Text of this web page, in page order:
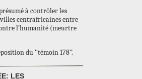
à contrôler les
villes centrafricaines entre
l’humanité (meurtre
du ‘‘témoin 178’’.
LES